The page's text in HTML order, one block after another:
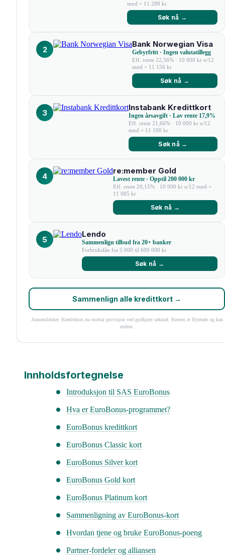
Innholdsfortegnelse
Introduksjon til SAS EuroBonus
Hva er EuroBonus-programmet?
EuroBonus kredittkort
EuroBonus Classic kort
EuroBonus Silver kort
EuroBonus Gold kort
EuroBonus Platinum kort
Sammenligning av EuroBonus-kort
Hvordan tjene og bruke EuroBonus-poeng
Partner-fordeler og alliansen
mnd = 11 288 kr
Søk nå →
2
Bank Norwegian Visa
Gebyrfritt · Ingen valutatillegg
Eff. rente 22,56% · 10 000 kr o/12
mnd = 11 156 kr
Søk nå →
3
Instabank Kredittkort
Ingen årsavgift · Lav rente 17,9%
Eff. rente 21,66% · 10 000 kr o/12
mnd = 11 100 kr
Søk nå →
4
re:member Gold
Lavest rente · Opptil 200 000 kr
Eff. rente 20,15% · 10 000 kr o/12 mnd =
11 085 kr
Søk nå →
5
Lendo
Sammenlign tilbud fra 20+ banker
Forbrukslån fra 5 000 til 600 000 kr
Søk nå →
Sammenlign alle kredittkort →
Annonslenker. Kredittkort.nu mottar provisjon ved godkjent søknad. Renten er flytende og kan
endres.